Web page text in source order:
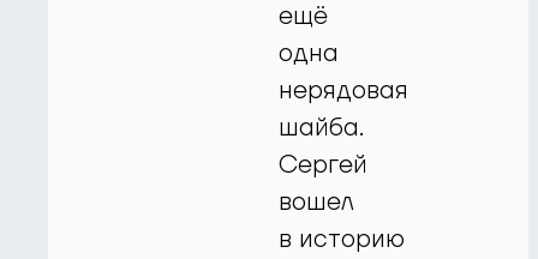
ещё
одна
нерядовая
шайба.
Сергей
вошел
в историю